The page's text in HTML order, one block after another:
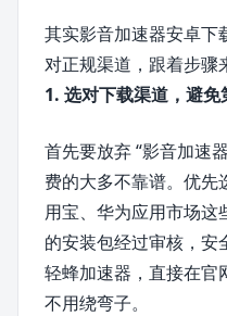
其实影音加速器安卓下
对正规渠道，跟着步骤
1. 选对下载渠道，避免
首先要放弃 “影音加速
费的大多不靠谱。优先
用宝、华为应用市场这
的安装包经过审核，安
轻蜂加速器，直接在官
不用绕弯子。